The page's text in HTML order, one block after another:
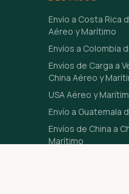
Envío a Costa Rica
Aéreo y Marítimo
Envíos a Colombia
Envíos de Carga a
China Aéreo y
USA Aéreo y
Envío a Guatemala
Envíos de China a
Marítimo